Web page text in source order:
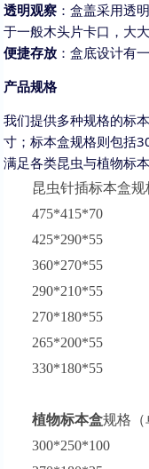
透明观察 ：盒盖采用透
于一般木头片卡口，大
便捷存放 ：盒底设计有
产品规格
我们提供多种规格的标
寸；标本盒规格则包括
满足各类昆虫与植物标本
昆虫针插标本盒规
475*415*70
425*290*55
360*270*55
290*210*55
270*180*55
265*200*55
330*180*55
植物标本盒规格（
300*250*100